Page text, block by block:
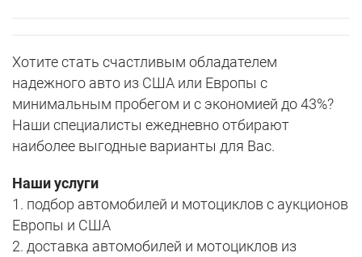
Хотите стать счастливым обладателем
надежного авто из США или Европы с
минимальным пробегом и с экономией до 43%?
Наши специалисты ежедневно отбирают
наиболее выгодные варианты для Вас.
Наши услуги
1. подбор автомобилей и мотоциклов с аукционов
Европы и США
2. доставка автомобилей и мотоциклов из